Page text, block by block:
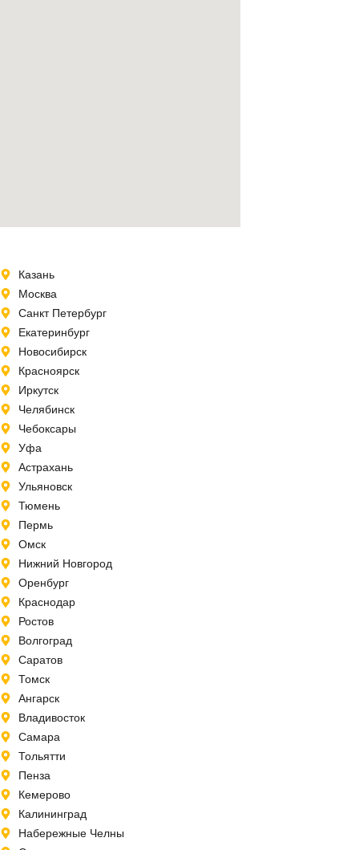
Казань
Москва
Санкт Петербург
Екатеринбург
Новосибирск
Красноярск
Иркутск
Челябинск
Чебоксары
Уфа
Астрахань
Ульяновск
Тюмень
Пермь
Омск
Нижний Новгород
Оренбург
Краснодар
Ростов
Волгоград
Саратов
Томск
Ангарск
Владивосток
Самара
Тольятти
Пенза
Кемерово
Калининград
Набережные Челны